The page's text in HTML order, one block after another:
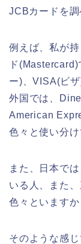
JCBカードを調
例えば、私が
ド
ー)、VISA(ビ
外国では、
American
色々と使い分け
また、日本で
いる人、また
色々といますか
そのような感